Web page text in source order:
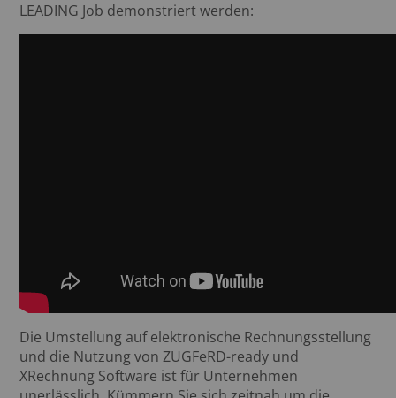
LEADING Job demonstriert werden:
Die Umstellung auf elektronische Rechnungsstellung
und die Nutzung von ZUGFeRD-ready und
XRechnung Software ist für Unternehmen